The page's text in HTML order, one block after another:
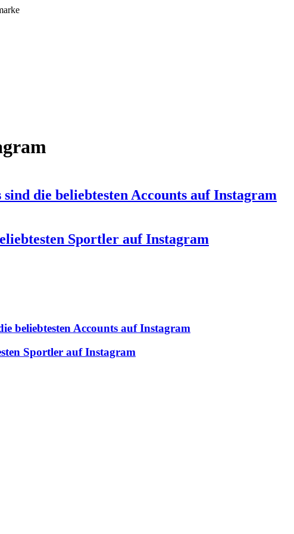
die beliebtesten Accounts auf Instagram
Sportler auf Instagram
beliebtesten Accounts auf Instagram
Sportler auf Instagram